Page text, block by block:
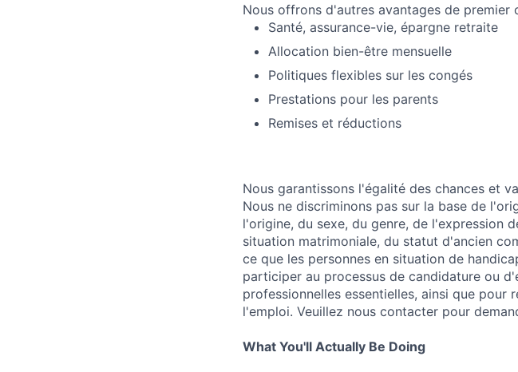
Nous offrons d'autres avantages de premier
Santé, assurance-vie, épargne retraite
Allocation bien-être mensuelle
Politiques flexibles sur les congés
Prestations pour les parents
Remises et réductions
Nous garantissons l'égalité des chances et
Nous ne discriminons pas sur la base de
l'origine, du sexe, du genre, de l'expression
situation matrimoniale, du statut d'ancien
ce que les personnes en situation de
participer au processus de candidature ou
professionnelles essentielles, ainsi que
l'emploi. Veuillez nous contacter pour
What You'll Actually Be Doing